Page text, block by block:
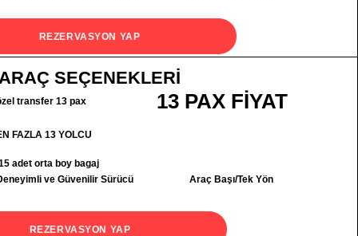
REZERVASYON YAP
SEÇENEKLERİ
transfer 13 pax 13 PAX FİYAT
FAZLA 13 YOLCU
adet orta boy bagaj
ve Güvenilir Sürücü
Araç Başı/Tek Yön
REZERVASYON YAP